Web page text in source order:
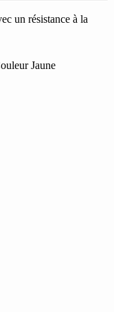
un résistance à la
Jaune